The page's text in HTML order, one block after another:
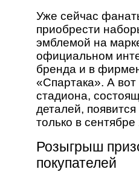
Уже сейчас
приобрести
эмблемой на
официальном
бренда и в
«Спартака». А
стадиона,
деталей,
только в
Розыгрыш
покупателей